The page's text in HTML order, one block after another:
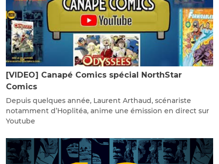
[VIDEO] Canapé Comics spécial NorthStar
Comics
Depuis quelques année, Laurent Arthaud, scénariste
notamment d’Hoplitéa, anime une émission en direct sur
Youtube